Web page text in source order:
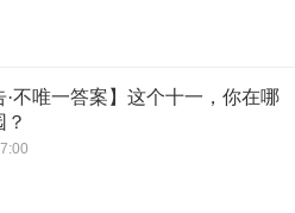
·不唯一答案】这个十一，你在哪
？